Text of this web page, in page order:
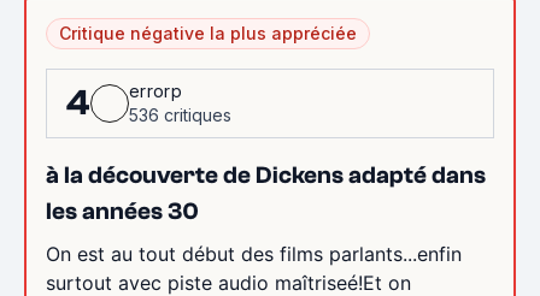
Critique négative la plus appréciée
4
errorp
536 critiques
à la découverte de Dickens adapté dans
les années 30
On est au tout début des films parlants...enfin
surtout avec piste audio maîtriseé!Et on